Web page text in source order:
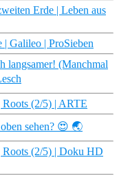
Erde | Leben aus
| Galileo | ProSieben
langsamer! (Manchmal
Roots (2/5) | ARTE
sehen? 😍 🌏
Roots (2/5) | Doku HD